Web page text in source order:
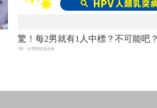
驚！每2男就有1人中標？不可能吧？
PR・台灣癌症基金會